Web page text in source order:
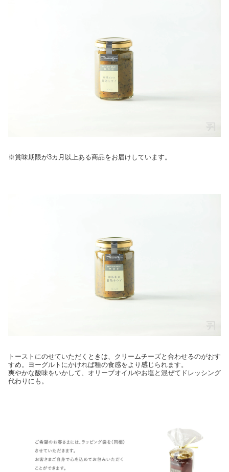
※賞味期限が3カ月以上ある商品をお届けしています。
トーストにのせていただくときは、クリームチーズと合わせるのがおす
すめ。ヨーグルトにかければ種の食感をより感じられます。
爽やかな酸味をいかして、オリーブオイルやお塩と混ぜてドレッシング
代わりにも。